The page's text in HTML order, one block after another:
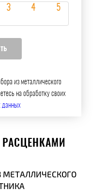
из металлического
на обработку своих
данных
РАСЦЕНКАМИ